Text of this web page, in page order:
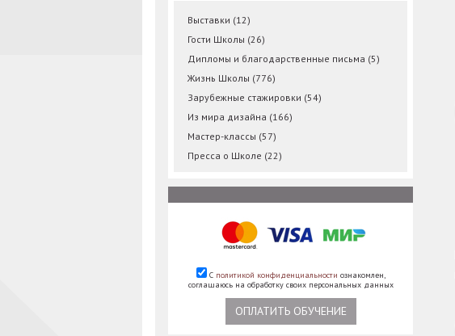
Выставки (12)
Гости Школы (26)
Дипломы и благодарственные письма (5)
Жизнь Школы (776)
Зарубежные стажировки (54)
Из мира дизайна (166)
Мастер-классы (57)
Пресса о Школе (22)
С политикой конфиденциальности ознакомлен,
соглашаюсь на обработку своих персональных данных
ОПЛАТИТЬ ОБУЧЕНИЕ